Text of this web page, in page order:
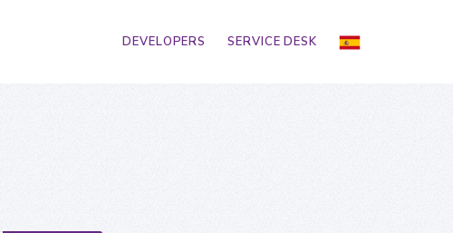
DEVELOPERS SERVICE DESK